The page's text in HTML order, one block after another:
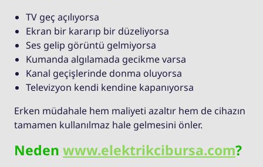
TV geç açılıyorsa
Ekran bir kararıp bir düzeliyorsa
Ses gelip görüntü gelmiyorsa
Kumanda algılamada gecikme varsa
Kanal geçişlerinde donma oluyorsa
Televizyon kendi kendine kapanıyorsa
Erken müdahale hem maliyeti azaltır hem de cihazın
tamamen kullanılmaz hale gelmesini önler.
Neden www.elektrikcibursa.com?